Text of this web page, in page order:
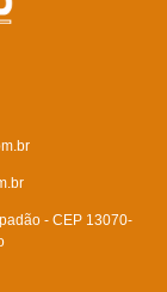
- CEP 13070-